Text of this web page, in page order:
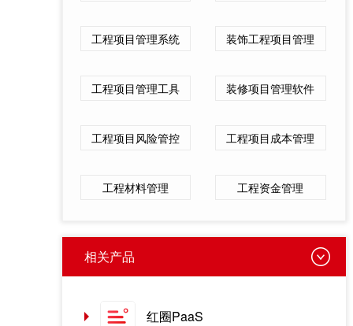
工程项目管理系统 装饰工程项目管理
工程项目管理工具 装修项目管理软件
工程项目风险管控 工程项目成本管理
工程材料管理 工程资金管理
相关产品
红圈PaaS